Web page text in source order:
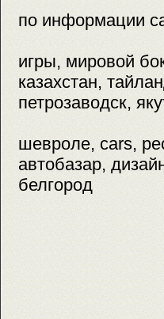
по информации
игры, мировой
казахстан,
петрозаводск,
шевроле, cars,
автобазар,
белгород